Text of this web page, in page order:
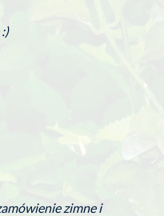
zimne i